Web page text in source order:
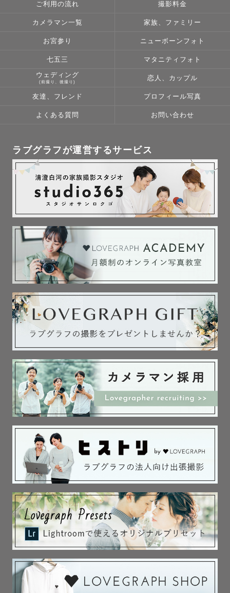
ご利用の流れ 撮影料金
カメラマン一覧 家族、ファミリー
お宮参り ニューボーンフォト
七五三 マタニティフォト
ウェディング
(前撮り、後撮り)
恋人、カップル
友達、フレンド プロフィール写真
よくある質問 お問い合わせ
ラブグラフが運営するサービス